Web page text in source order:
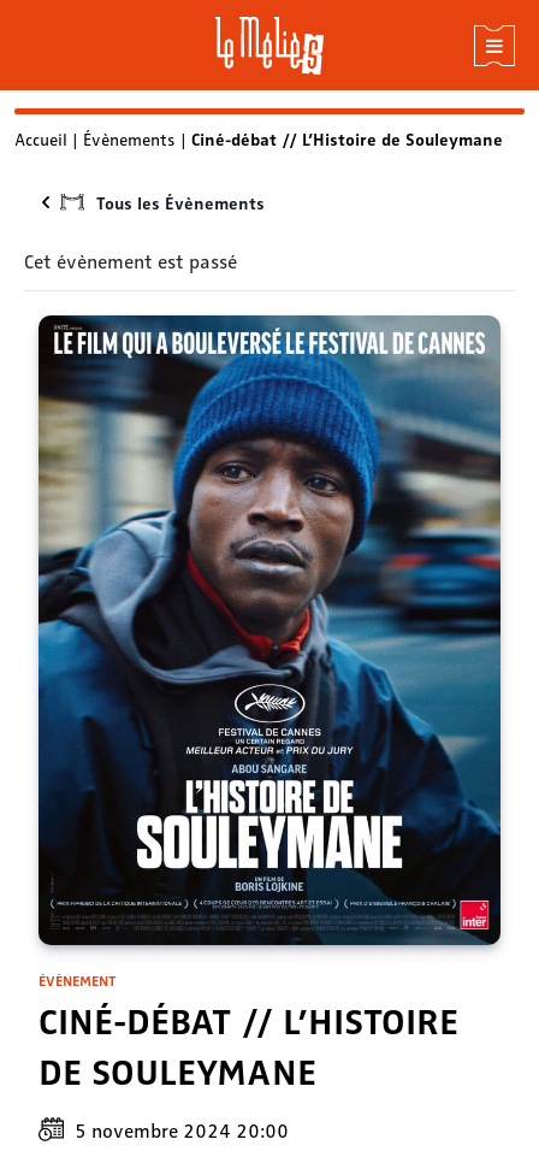
Skip
content
Accueil | Évènements | Ciné-débat // L’Histoire de Souleymane
Tous les Évènements
Cet évènement est passé
ÉVÈNEMENT
CINÉ-DÉBAT // L’HISTOIRE
DE SOULEYMANE
5 novembre 2024 20:00